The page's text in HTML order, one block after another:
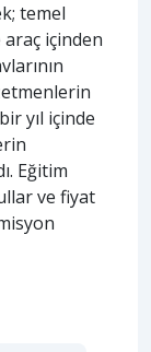
temel
araç içinden
yıl içinde
Eğitim
ve fiyat